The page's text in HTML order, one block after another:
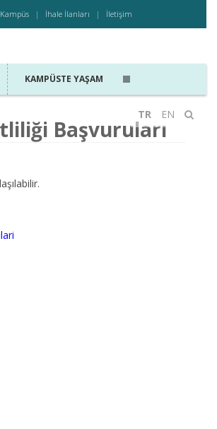
İhale İlanları İletişim
TR EN
KAMPÜSTE YAŞAM
Başvuruları